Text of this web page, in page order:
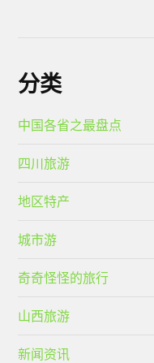
分类
中国各省之最盘点
四川旅游
地区特产
城市游
奇奇怪怪的旅行
山西旅游
新闻资讯